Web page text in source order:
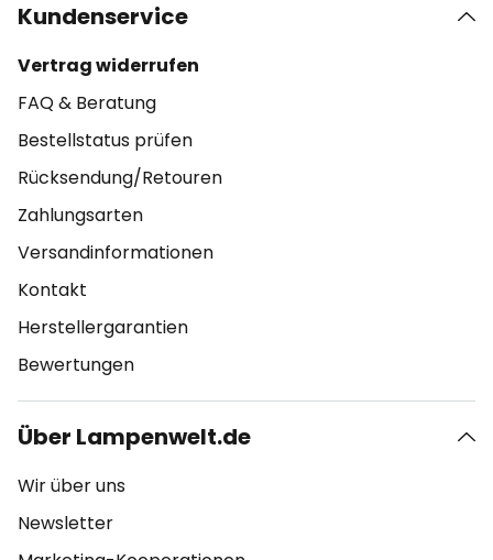
Kundenservice
Vertrag widerrufen
FAQ & Beratung
Bestellstatus prüfen
Rücksendung/Retouren
Zahlungsarten
Versandinformationen
Kontakt
Herstellergarantien
Bewertungen
Über Lampenwelt.de
Wir über uns
Newsletter